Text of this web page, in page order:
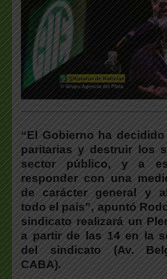
“El Gobierno ha
paritarias y destruir los
sector público, y a
responder con una
de carácter general y
todo el país”, apuntó
sindicato realizará un
a partir de las 14 en la
del sindicato (Av.
CABA).